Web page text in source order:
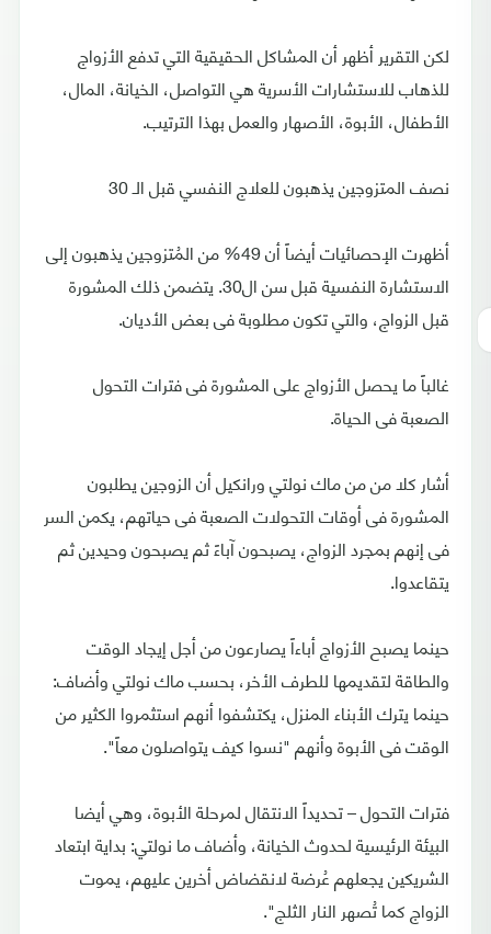
لكن التقرير أظهر أن المشاكل الحقيقية التي تدفع الأزواج
للذهاب للاستشارات الأسرية هي التواصل، الخيانة، المال،
الأطفال، الأبوة، الأصهار والعمل بهذا الترتيب.
نصف المتزوجين يذهبون للعلاج النفسي قبل الـ 30
أظهرت الإحصائيات أيضاً أن 49% من المُتزوجين يذهبون إلى
الاستشارة النفسية قبل سن ال30. يتضمن ذلك المشورة
قبل الزواج، والتي تكون مطلوبة فى بعض الأديان.
غالباً ما يحصل الأزواج على المشورة فى فترات التحول
الصعبة فى الحياة.
أشار كلا من من ماك نولتي ورانكيل أن الزوجين يطلبون
المشورة فى أوقات التحولات الصعبة فى حياتهم، يكمن السر
فى إنهم بمجرد الزواج، يصبحون آباءً ثم يصبحون وحيدين ثم
يتقاعدوا.
حينما يصبح الأزواج أباءاً يصارعون من أجل إيجاد الوقت
والطاقة لتقديمها للطرف الأخر، بحسب ماك نولتي وأضاف:
حينما يترك الأبناء المنزل، يكتشفوا أنهم استثمروا الكثير من
الوقت فى الأبوة وأنهم "نسوا كيف يتواصلون معاً".
فترات التحول – تحديداً الانتقال لمرحلة الأبوة، وهي أيضا
البيئة الرئيسية لحدوث الخيانة، وأضاف ما نولتي: بداية ابتعاد
الشريكين يجعلهم عُرضة لانقضاض أخرين عليهم، يموت
الزواج كما تُصهر النار الثلج".